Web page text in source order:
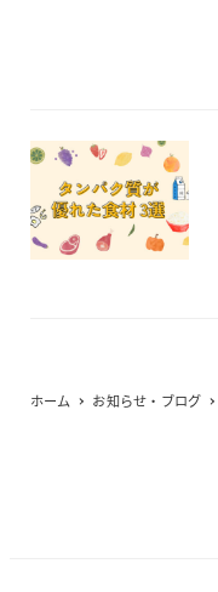
ホーム お知らせ・ブログ